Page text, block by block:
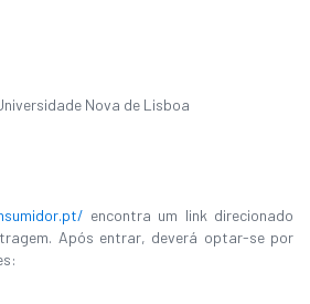
Nova de Lisboa
encontra um link direcionado
Após entrar, deverá optar-se por